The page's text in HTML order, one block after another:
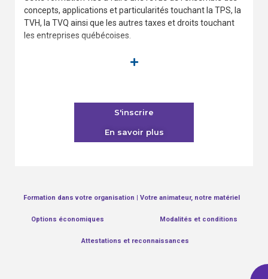
concepts, applications et particularités touchant la TPS, la
TVH, la TVQ ainsi que les autres taxes et droits touchant
les entreprises québécoises.
Profitez de notre prix spécial en vigueur jusqu’au
continue (UFC) :
7 heures reconnues (non accréditées)
7 UFC - Formation au choix
S'inscrire
En savoir plus
Formation dans votre organisation | Votre animateur, notre matériel
Options économiques Modalités et conditions
Attestations et reconnaissances